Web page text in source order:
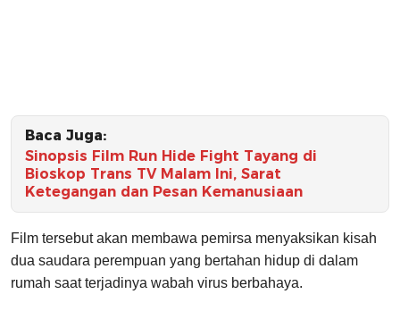
Baca Juga:
Sinopsis Film Run Hide Fight Tayang di
Bioskop Trans TV Malam Ini, Sarat
Ketegangan dan Pesan Kemanusiaan
Film tersebut akan membawa pemirsa menyaksikan kisah
dua saudara perempuan yang bertahan hidup di dalam
rumah saat terjadinya wabah virus berbahaya.